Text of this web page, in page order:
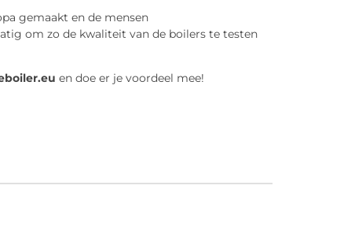
gemaakt en de mensen
om zo de kwaliteit van de boilers te testen
en doe er je voordeel mee!